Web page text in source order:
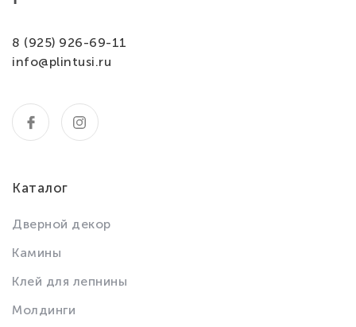
8 (925) 926-69-11
info@plintusi.ru
Каталог
Дверной декор
Камины
Клей для лепнины
Молдинги